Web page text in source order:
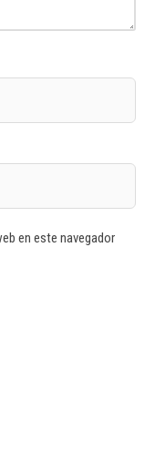
en este navegador